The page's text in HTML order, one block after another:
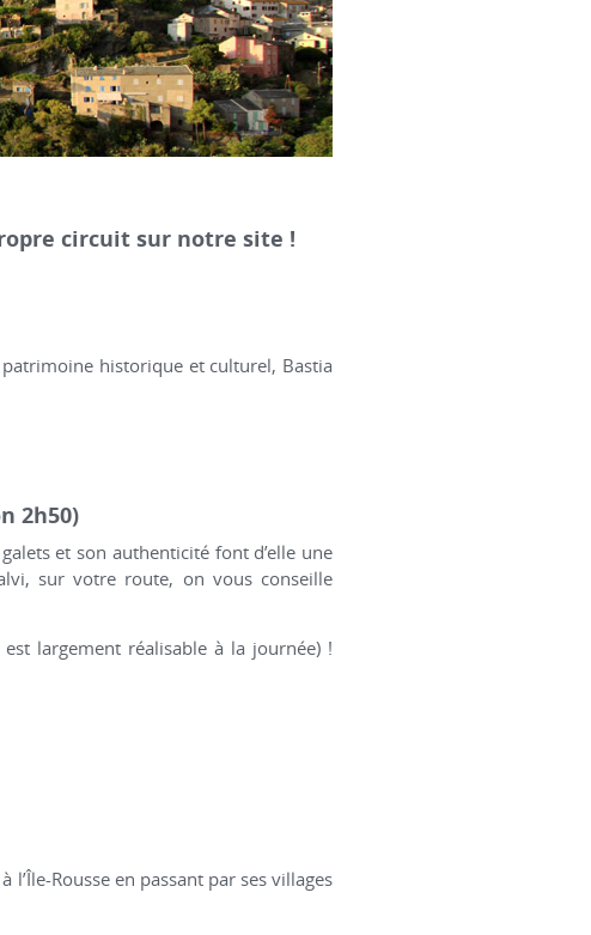
circuit sur notre site !
historique et culturel, Bastia
2h50)
et son authenticité font d’elle une
sur votre route, on vous conseille
largement réalisable à la journée) !
Rousse en passant par ses villages